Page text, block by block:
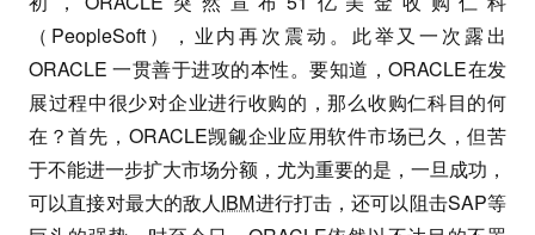
（PeopleSoft），业内再次震动。此举又一次露出
ORACLE 一贯善于进攻的本性。要知道，ORACLE在发
展过程中很少对企业进行收购的，那么收购仁科目的何
在？首先，ORACLE觊觎企业应用软件市场已久，但苦
于不能进一步扩大市场分额，尤为重要的是，一旦成功，
可以直接对最大的敌人IBM进行打击，还可以阻击SAP等